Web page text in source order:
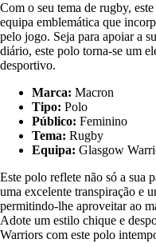
Com o seu tema de rugby,
equipa emblemática que
pelo jogo. Seja para apoiar a
diário, este polo torna-se um
desportivo.
Marca: Macron
Tipo: Polo
Público: Feminino
Tema: Rugby
Equipa: Glasgow
Este polo reflete não só a sua
uma excelente transpiração e
permitindo-lhe aproveitar ao
Adote um estilo chique e
Warriors com este polo